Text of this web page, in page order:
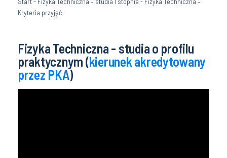
Kryteria przyjęć
Fizyka Techniczna - studia o profilu
praktycznym (kierunek akredytowany
przez PKA)